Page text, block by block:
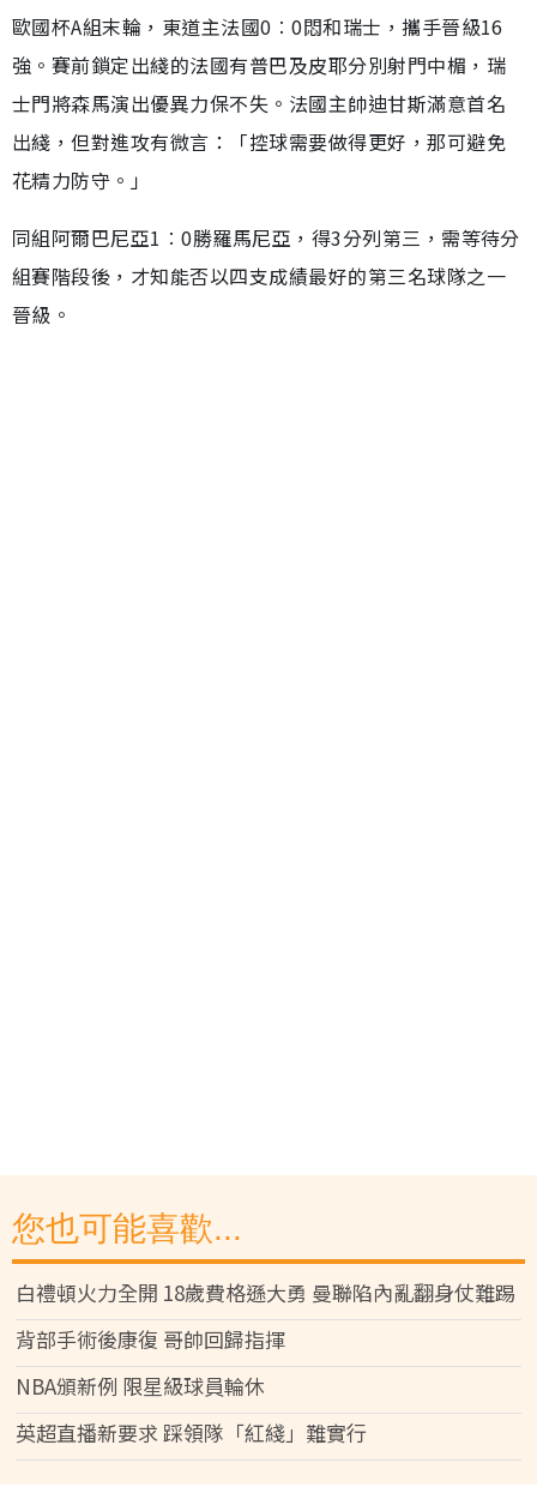
歐國杯A組末輪，東道主法國0︰0悶和瑞士，攜手晉級16
強。賽前鎖定出綫的法國有普巴及皮耶分別射門中楣，瑞
士門將森馬演出優異力保不失。法國主帥迪甘斯滿意首名
出綫，但對進攻有微言：「控球需要做得更好，那可避免
花精力防守。」
同組阿爾巴尼亞1︰0勝羅馬尼亞，得3分列第三，需等待分
組賽階段後，才知能否以四支成績最好的第三名球隊之一
晉級。
您也可能喜歡...
白禮頓火力全開 18歲費格遜大勇 曼聯陷內亂翻身仗難踢
背部手術後康復 哥帥回歸指揮
NBA頒新例 限星級球員輪休
英超直播新要求 踩領隊「紅綫」難實行